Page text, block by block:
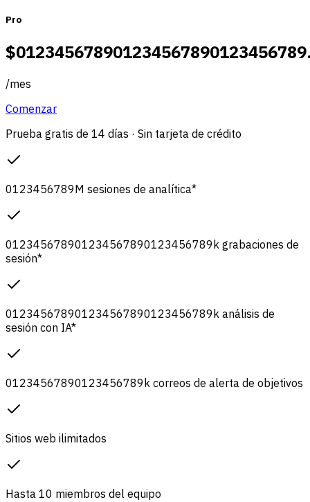
Pro
$012345678901234567890123456789
/mes
Comenzar
Prueba gratis de 14 días · Sin tarjeta de crédito
0123456789M sesiones de analítica*
012345678901234567890123456789 k grabaciones de
sesión*
012345678901234567890123456789 k análisis de
sesión con IA*
01234567890123456789 k correos de alerta de objetivos
Sitios web ilimitados
Hasta 10 miembros del equipo